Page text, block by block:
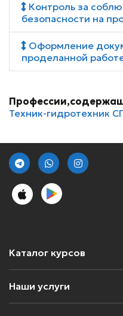
Контроль за
безопасности на
Оформление
проделанной
Техник-гидротехник
Каталог курсов
Наши услуги